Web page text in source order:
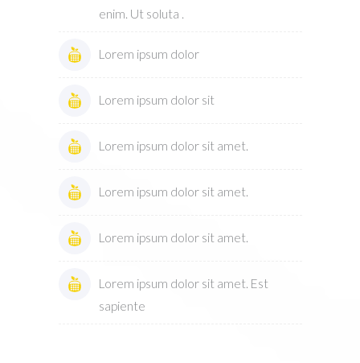
enim. Ut soluta .
Lorem ipsum dolor
Lorem ipsum dolor sit
Lorem ipsum dolor sit amet.
Lorem ipsum dolor sit amet.
Lorem ipsum dolor sit amet.
Lorem ipsum dolor sit amet. Est
sapiente